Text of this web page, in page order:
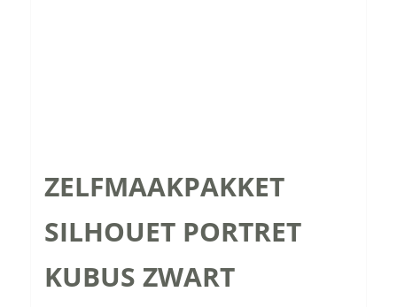
ZELFMAAKPAKKET
SILHOUET PORTRET
KUBUS ZWART